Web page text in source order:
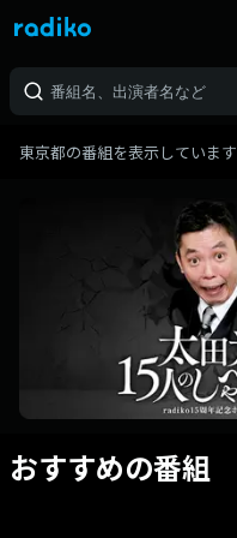
東京都の番組を表示しています
おすすめの番組